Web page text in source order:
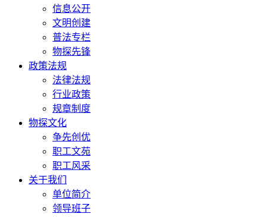
信息公开
文明创建
普法专栏
物探先锋
政策法规
法律法规
行业政策
规章制度
物探文化
争先创优
职工文苑
职工风采
关于我们
单位简介
领导班子